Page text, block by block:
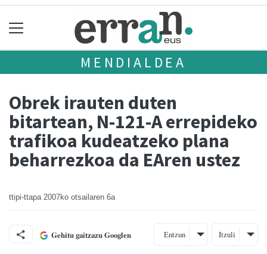
MENDIALDEA
Obrek irauten duten
bitartean, N-121-A errepideko
trafikoa kudeatzeko plana
beharrezkoa da EAren ustez
ttipi-ttapa 2007ko otsailaren 6a
Gehitu gaitzazu Googlen Entzun Itzuli